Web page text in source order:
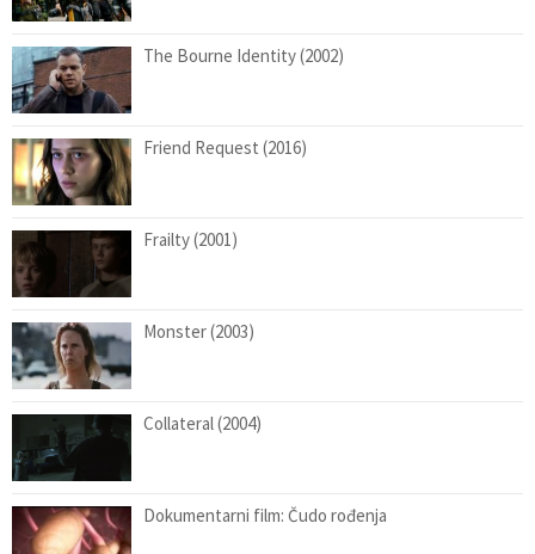
The Bourne Identity (2002)
Friend Request (2016)
Frailty (2001)
Monster (2003)
Collateral (2004)
Dokumentarni film: Čudo rođenja